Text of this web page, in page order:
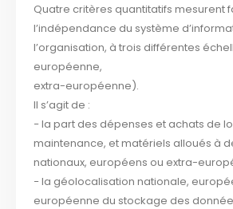
Quatre critères quantitatifs mesurent
l’indépendance du système
l’organisation, à trois différentes
européenne,
extra-européenne).
Il s’agit de :
− la part des dépenses et achats de
maintenance, et matériels alloués à
nationaux, européens ou extra-
− la géolocalisation nationale,
européenne du stockage des